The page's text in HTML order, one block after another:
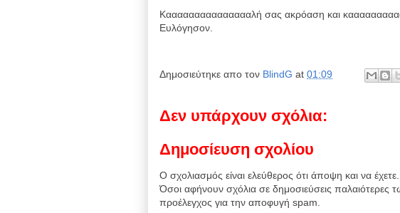
Καααααααααααααααλή σας ακρόαση και
Ευλόγησον.
Δημοσιεύτηκε απο τον BlindG at 01:09
Δεν υπάρχουν σχόλια:
Δημοσίευση σχολίου
Ο σχολιασμός είναι ελεύθερος ότι άποψη και να έχετε.
Όσοι αφήνουν σχόλια σε δημοσιεύσεις παλαιότερες
προέλεγχος για την αποφυγή spam.